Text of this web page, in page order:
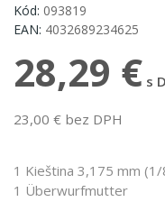
Kód: 093819
EAN: 4032689234625
28,29 € s
23,00 € bez DPH
1 Kieština 3,175 mm
1 Überwurfmutter